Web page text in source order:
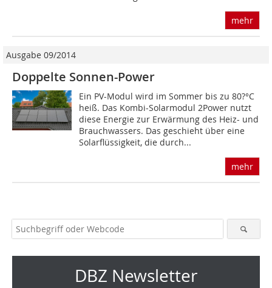
mehr
Ausgabe 09/2014
Doppelte Sonnen-Power
Ein PV-Modul wird im Sommer bis zu 80?°C
heiß. Das Kombi-Solarmodul 2Power nutzt
diese Energie zur Erwärmung des Heiz- und
Brauchwassers. Das geschieht über eine
Solarflüssigkeit, die durch...
mehr
DBZ Newsletter